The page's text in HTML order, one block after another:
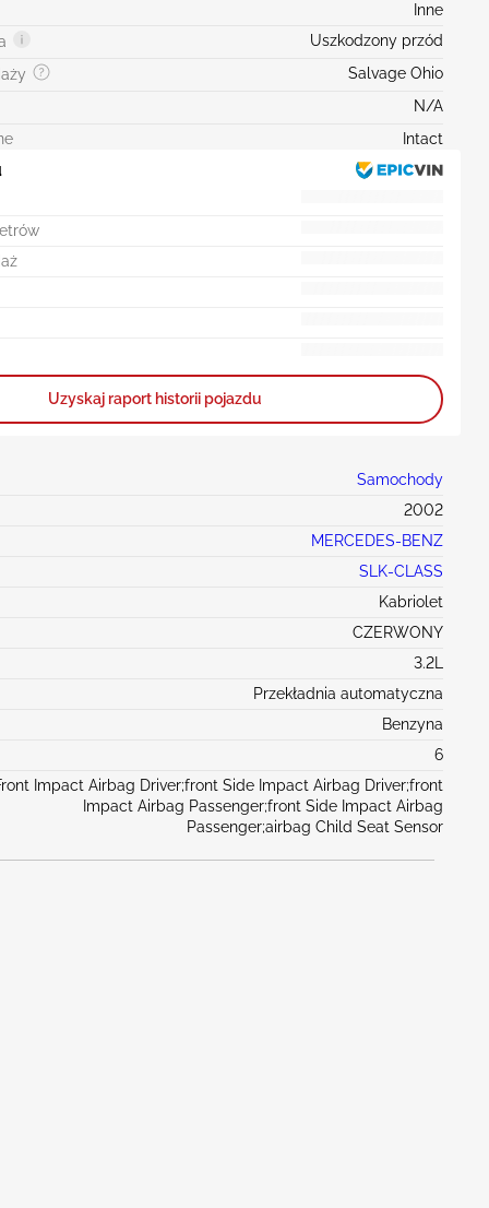
Inne
Uszkodzony przód
Salvage Ohio
N/A
Intact
Uzyskaj raport historii pojazdu
Samochody
2002
MERCEDES-BENZ
SLK-CLASS
Kabriolet
CZERWONY
3.2L
Przekładnia automatyczna
Benzyna
6
Impact Airbag Driver;front Side Impact Airbag Driver;front
Impact Airbag Passenger;front Side Impact Airbag
Passenger;airbag Child Seat Sensor